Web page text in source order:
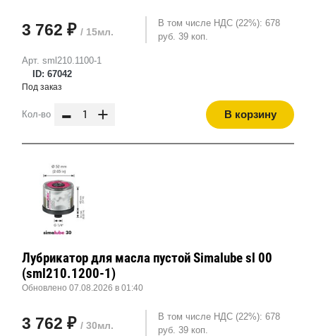
Арт. sml210.1100-1
ID: 67042
3 762 ₽ / 15мл.
В том числе НДС (22%): 678
руб. 39 коп.
Под заказ
Кол-во - + В корзину
Лубрикатор для масла пустой Simalube sl 00
(sml210.1200-1)
Обновлено 07.08.2026 в 01:40
3 762 ₽ / 30мл.
В том числе НДС (22%): 678
руб. 39 коп.